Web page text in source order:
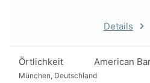
Details
Örtlichkeit American
München, Deutschland